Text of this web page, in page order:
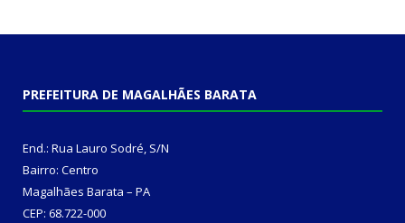
PREFEITURA DE MAGALHÃES BARATA
End.: Rua Lauro Sodré, S/N
Bairro: Centro
Magalhães Barata – PA
CEP: 68.722-000